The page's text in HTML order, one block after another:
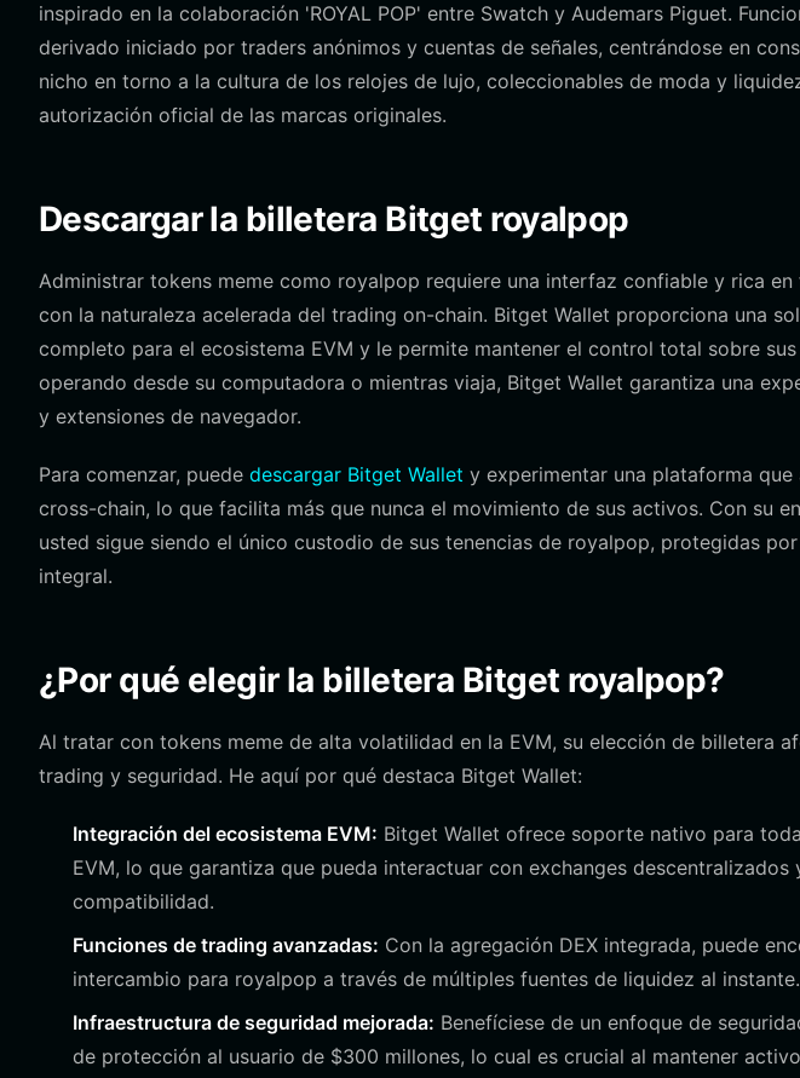
inspirado en la colaboración 'ROYAL POP' entre Swatch y Audemars Piguet.
derivado iniciado por traders anónimos y cuentas de señales, centrándose en
nicho en torno a la cultura de los relojes de lujo, coleccionables de moda y
autorización oficial de las marcas originales.
Descargar la billetera Bitget royalpop
Administrar tokens meme como royalpop requiere una interfaz confiable y rica en
con la naturaleza acelerada del trading on-chain. Bitget Wallet proporciona una
completo para el ecosistema EVM y le permite mantener el control total sobre
operando desde su computadora o mientras viaja, Bitget Wallet garantiza una
y extensiones de navegador.
Para comenzar, puede descargar Bitget Wallet y experimentar una plataforma
cross-chain, lo que facilita más que nunca el movimiento de sus activos. Con su
usted sigue siendo el único custodio de sus tenencias de royalpop, protegidas
integral.
¿Por qué elegir la billetera Bitget royalpop?
Al tratar con tokens meme de alta volatilidad en la EVM, su elección de billetera
trading y seguridad. He aquí por qué destaca Bitget Wallet:
Integración del ecosistema EVM: Bitget Wallet ofrece soporte nativo para
EVM, lo que garantiza que pueda interactuar con exchanges
compatibilidad.
Funciones de trading avanzadas: Con la agregación DEX integrada, puede
intercambio para royalpop a través de múltiples fuentes de liquidez al instante.
Infraestructura de seguridad mejorada: Benefíciese de un enfoque de
de protección al usuario de $300 millones, lo cual es crucial al mantener